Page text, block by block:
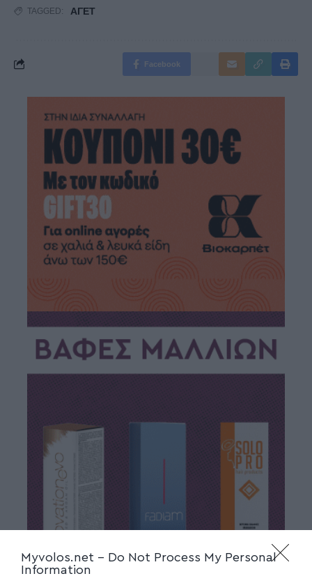
Myvolos.net - Do Not Process My Personal
Information
TAGGED: ΑΓΕΤ
Facebook